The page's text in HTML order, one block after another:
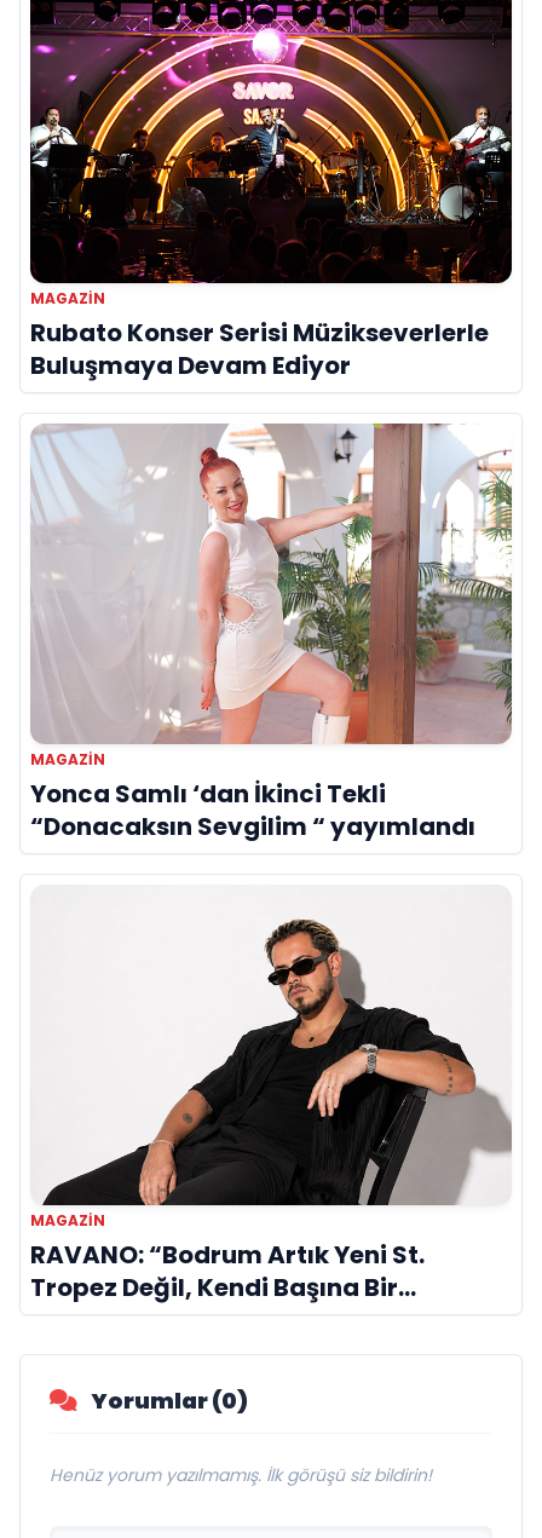
MAGAZIN
Rubato Konser Serisi Müzikseverlerle
Buluşmaya Devam Ediyor
MAGAZIN
Yonca Samlı ‘dan İkinci Tekli
“Donacaksın Sevgilim “ yayımlandı
MAGAZIN
RAVANO: “Bodrum Artık Yeni St.
Tropez Değil, Kendi Başına Bir
Referans”
Yorumlar (0)
Henüz yorum yazılmamış. İlk görüşü siz bildirin!